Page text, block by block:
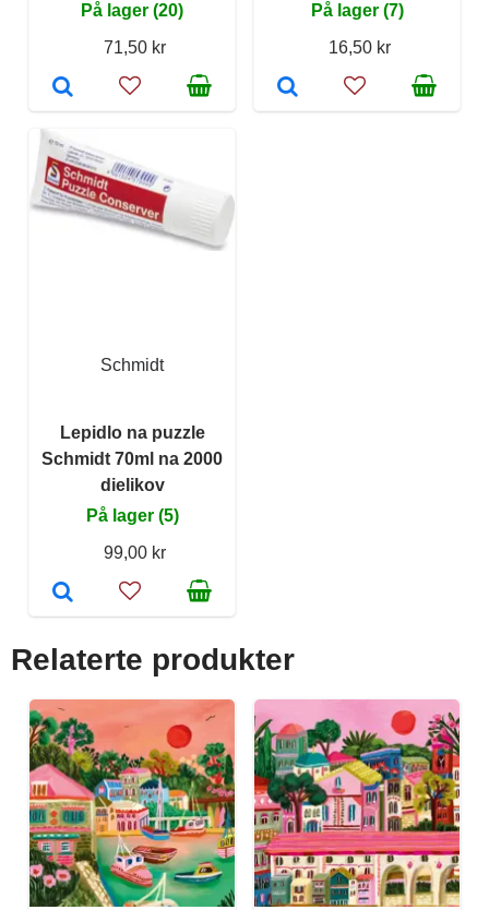
På lager (20)
71,50 kr
På lager (7)
16,50 kr
Schmidt
Lepidlo na puzzle
Schmidt 70ml na 2000
dielikov
På lager (5)
99,00 kr
Relaterte produkter